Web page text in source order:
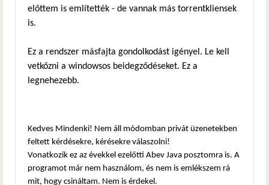
előttem is említették - de vannak más torrentkliensek
is.
Ez a rendszer másfajta gondolkodást igényel. Le kell
vetkőzni a windowsos beidegződéseket. Ez a
legnehezebb.
Kedves Mindenki! Nem áll módomban privát üzenetekben
feltett kérdésekre, kérésekre válaszolni!
Vonatkozik ez az évekkel ezelőtti Abev Java posztomra is. A
programot már nem használom, és nem is emlékszem rá
mit, hogy csináltam. Nem is érdekel.